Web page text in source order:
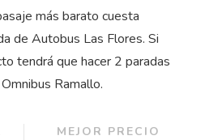
más barato cuesta
de Autobus Las Flores. Si
tendrá que hacer 2 paradas
Ramallo.
MEJOR PRECIO